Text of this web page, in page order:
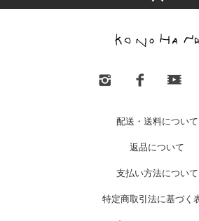
配送・送料について
返品について
支払い方法について
特定商取引法に基づく